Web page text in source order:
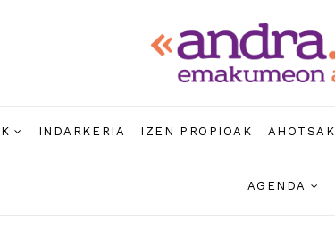
INDARKERIA IZEN PROPIOAK AHOTSAK
AGENDA